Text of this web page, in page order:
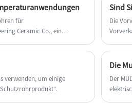
für
Ceramic Co., ein
Sind
Die
Time
verwenden, um einige
Die
Der